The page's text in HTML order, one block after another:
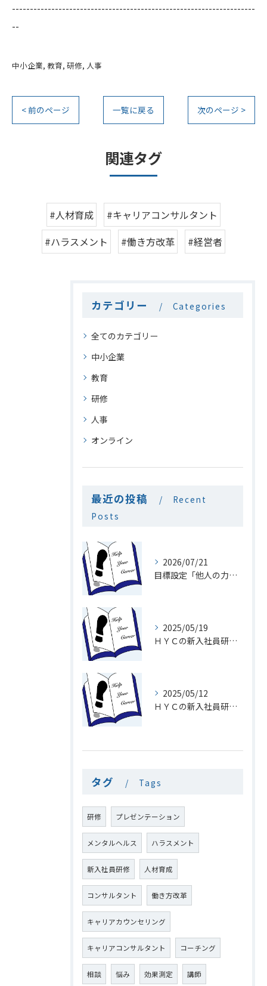
--------------------------------------------------------------------
--
中小企業 教育 研修 人事
< 前のページ 一覧に戻る 次のページ >
関連タグ
#人材育成
#キャリアコンサルタント
#ハラスメント
#働き方改革 #経営者
カテゴリー Categories
全てのカテゴリー
中小企業
教育
研修
人事
オンライン
最近の投稿
Recent
Posts
2026/07/21
目標設定「他人の力を利用」
2025/05/19
ＨＹＣの新入社員研修１９「メール」
2025/05/12
ＨＹＣの新入社員研修１8「電話を速くとる意味」
タグ Tags
研修 プレゼンテーション
メンタルヘルス ハラスメント
新入社員研修 人材育成
コンサルタント 働き方改革
キャリアカウンセリング
キャリアコンサルタント コーチング
相談 悩み 効果測定 講師